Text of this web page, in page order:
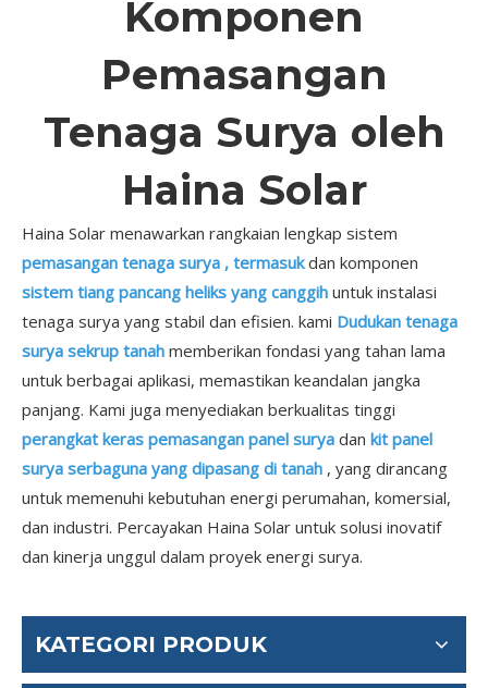
Komponen
Pemasangan
Tenaga Surya oleh
Haina Solar
Haina Solar menawarkan rangkaian lengkap sistem
pemasangan tenaga surya , termasukdan komponen
sistem tiang pancang heliks yang canggih untuk instalasi
tenaga surya yang stabil dan efisien. kami Dudukan tenaga
surya sekrup tanah memberikan fondasi yang tahan lama
untuk berbagai aplikasi, memastikan keandalan jangka
panjang. Kami juga menyediakan berkualitas tinggi
perangkat keras pemasangan panel surya dan kit panel
surya serbaguna yang dipasang di tanah , yang dirancang
untuk memenuhi kebutuhan energi perumahan, komersial,
dan industri. Percayakan Haina Solar untuk solusi inovatif
dan kinerja unggul dalam proyek energi surya.
KATEGORI PRODUK